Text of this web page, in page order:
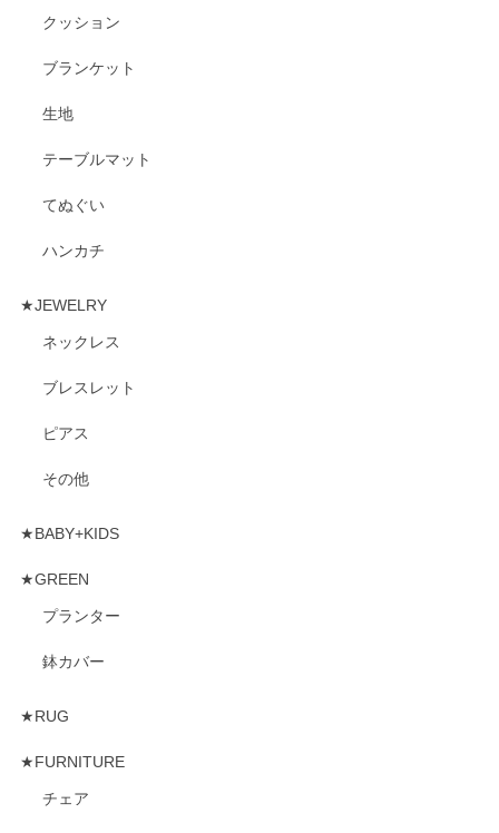
クッション
ブランケット
生地
テーブルマット
てぬぐい
ハンカチ
★JEWELRY
ネックレス
ブレスレット
ピアス
その他
★BABY+KIDS
★GREEN
プランター
鉢カバー
★RUG
★FURNITURE
チェア